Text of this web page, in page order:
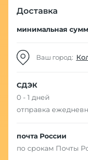
Доставка
минимальная
Ваш город:
СДЭК
0 - 1 дней
отправка
почта России
по срокам Почты